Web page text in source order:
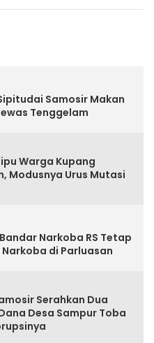
Samosir Makan
Tenggelam
Warga Kupang
Modusnya Urus Mutasi
Narkoba RS Tetap
di Parluasan
Serahkan Dua
Desa Sampur Toba